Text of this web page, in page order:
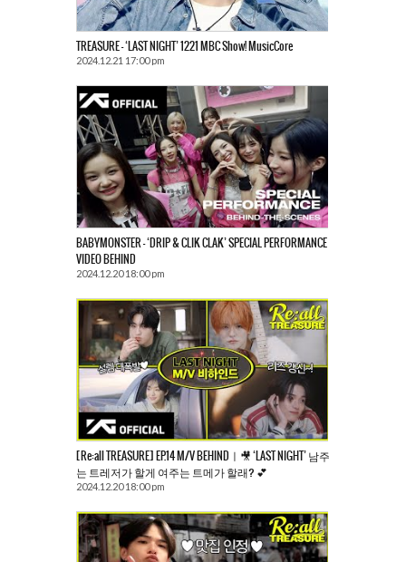
TREASURE – ‘LAST NIGHT’ 1221 MBC Show! MusicCore
2024.12.21 17:00 pm
BABYMONSTER – ‘DRIP & CLIK CLAK’ SPECIAL PERFORMANCE
VIDEO BEHIND
2024.12.20 18:00 pm
[Re:all TREASURE] EP.14 M/V BEHINDㅣ🎥 ‘LAST NIGHT’ 남주
는 트레저가 할게 여주는 트메가 할래? 💕
2024.12.20 18:00 pm